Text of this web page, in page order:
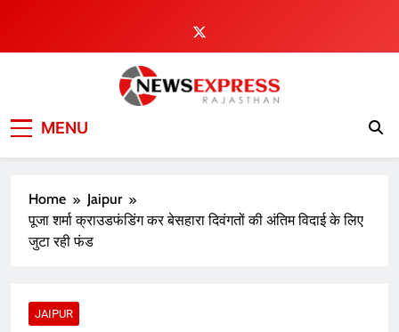
content
MENU
Home
Jaipur
पूजा शर्मा क्राउडफंडिंग कर बेसहारा दिवंगतों की अंतिम विदाई के लिए
जुटा रही फंड
JAIPUR